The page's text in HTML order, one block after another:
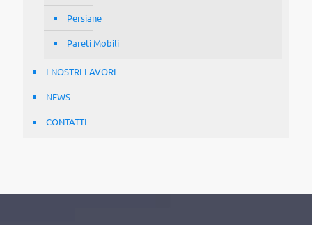
Persiane
Pareti Mobili
I NOSTRI LAVORI
NEWS
CONTATTI